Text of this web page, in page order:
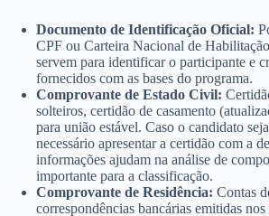
Documento de Identificação Oficial:
CPF ou Carteira Nacional de
servem para identificar o participante e
fornecidos com as bases do programa.
Comprovante de Estado Civil:
solteiros, certidão de casamento
para união estável. Caso o candidato
necessário apresentar a certidão com a
informações ajudam na análise de
importante para a classificação.
Comprovante de Residência: Contas
correspondências bancárias emitidas